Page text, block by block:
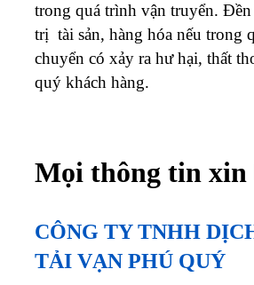
trong quá trình vận truyển.
trị tài sản, hàng hóa nếu trong
chuyển có xảy ra hư hại, thất
quý khách hàng.
Mọi thông tin xin
CÔNG TY TNHH
TẢI VẠN PHÚ QUÝ